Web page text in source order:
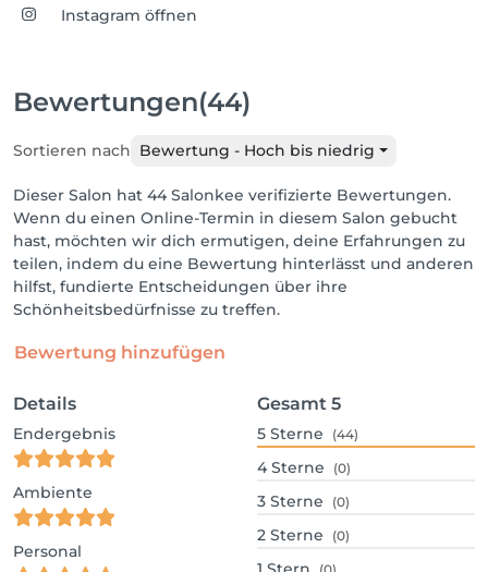
Instagram öffnen
Bewertungen(44)
Sortieren nach Bewertung - Hoch bis niedrig
Dieser Salon hat 44 Salonkee verifizierte Bewertungen.
Wenn du einen Online-Termin in diesem Salon gebucht
hast, möchten wir dich ermutigen, deine Erfahrungen zu
teilen, indem du eine Bewertung hinterlässt und anderen
hilfst, fundierte Entscheidungen über ihre
Schönheitsbedürfnisse zu treffen.
Bewertung hinzufügen
Details
Endergebnis
Ambiente
Personal
Gesamt 5
5 Sterne (44)
4 Sterne (0)
3 Sterne (0)
2 Sterne (0)